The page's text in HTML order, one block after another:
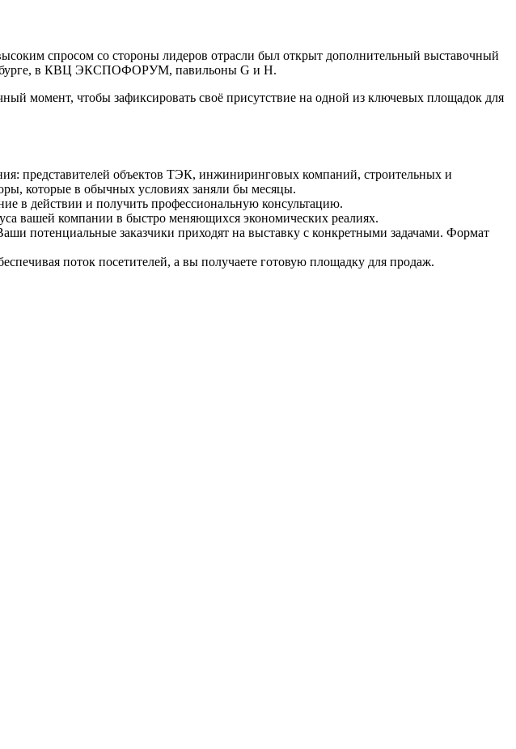
спросом со стороны лидеров отрасли был открыт дополнительный выставочный
в КВЦ ЭКСПОФОРУМ, павильоны G и H.
момент, чтобы зафиксировать своё присутствие на одной из ключевых площадок для
представителей объектов ТЭК, инжиниринговых компаний, строительных и
которые в обычных условиях заняли бы месяцы.
в действии и получить профессиональную консультацию.
вашей компании в быстро меняющихся экономических реалиях.
потенциальные заказчики приходят на выставку с конкретными задачами. Формат
поток посетителей, а вы получаете готовую площадку для продаж.